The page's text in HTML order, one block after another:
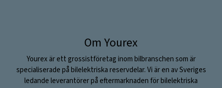
Om Yourex
Yourex är ett grossistföretag inom bilbranschen som är
specialiserade på bilelektriska reservdelar. Vi är en av Sveriges
ledande leverantörer på eftermarknaden för bilelektriska